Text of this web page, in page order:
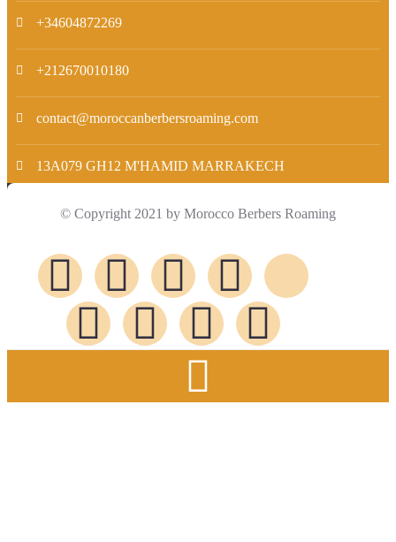
+34604872269
+212670010180
contact@moroccanberbersroaming.com
13A079 GH12 M'HAMID MARRAKECH
© Copyright 2021 by Morocco Berbers Roaming